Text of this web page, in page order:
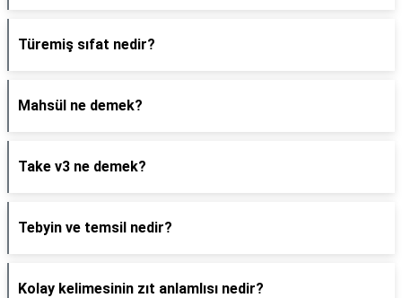
Türemiş sıfat nedir?
Mahsül ne demek?
Take v3 ne demek?
Tebyin ve temsil nedir?
Kolay kelimesinin zıt anlamlısı nedir?